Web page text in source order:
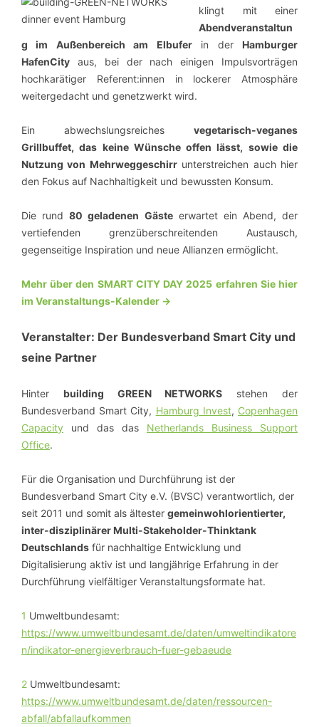
klingt mit einer
Abendveranstaltun
g im Außenbereich am Elbuferin der Hamburger
HafenCity aus, bei der nach einigen Impulsvorträgen
hochkarätiger Referent:innen in lockerer Atmosphäre
weitergedacht und genetzwerkt wird.
Ein abwechslungsreiches vegetarisch-veganes
Grillbuffet, das keine Wünsche offen lässt, sowie die
Nutzung von Mehrweggeschirrunterstreichen auch hier
den Fokus auf Nachhaltigkeit und bewussten Konsum.
Die rund80 geladenen Gästeerwartet ein Abend, der
vertiefenden grenzüberschreitenden Austausch,
gegenseitige Inspiration und neue Allianzen ermöglicht.
Mehr über den SMART CITY DAY 2025 erfahren Sie hier
im Veranstaltungs-Kalender ->
Veranstalter: Der Bundesverband Smart City und
seine Partner
Hinter building GREEN NETWORKS stehen der
Bundesverband Smart City, Hamburg Invest, Copenhagen
Capacity und das das Netherlands Business Support
Office.
Für die Organisation und Durchführung ist der
Bundesverband Smart City e.V. (BVSC) verantwortlich, der
seit 2011 und somit als ältester gemeinwohlorientierter,
inter-disziplinärer Multi-Stakeholder-Thinktank
Deutschlands für nachhaltige Entwicklung und
Digitalisierung aktiv ist und langjährige Erfahrung in der
Durchführung vielfältiger Veranstaltungsformate hat.
1 Umweltbundesamt:
https://www.umweltbundesamt.de/daten/umweltindikatore
n/indikator-energieverbrauch-fuer-gebaeude
2 Umweltbundesamt:
https://www.umweltbundesamt.de/daten/ressourcen-
abfall/abfallaufkommen